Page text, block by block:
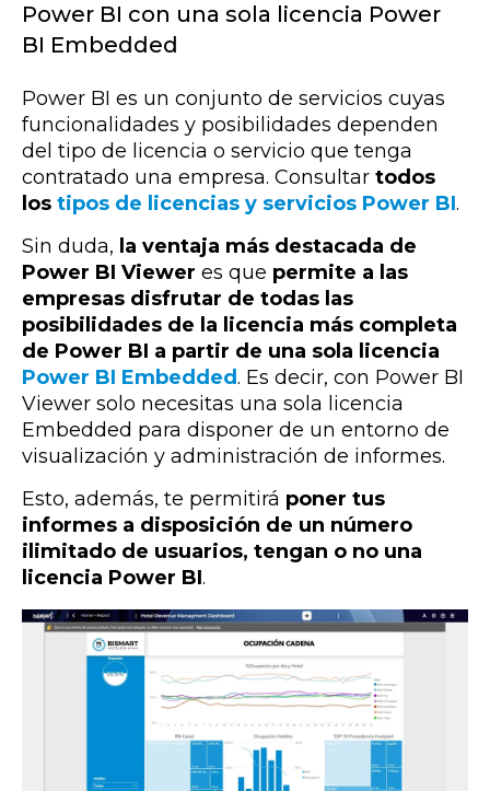
Power BI con una sola licencia Power
BI Embedded
Power BI es un conjunto de servicios cuyas
funcionalidades y posibilidades dependen
del tipo de licencia o servicio que tenga
contratado una empresa. Consultar todos
los tipos de licencias y servicios Power BI.
Sin duda, la ventaja más destacada de
Power BI Viewer es que permite a las
empresas disfrutar de todas las
posibilidades de la licencia más completa
de Power BI a partir de una sola licencia
Power BI Embedded. Es decir, con Power BI
Viewer solo necesitas una sola licencia
Embedded para disponer de un entorno de
visualización y administración de informes.
Esto, además, te permitirá poner tus
informes a disposición de un número
ilimitado de usuarios, tengan o no una
licencia Power BI.